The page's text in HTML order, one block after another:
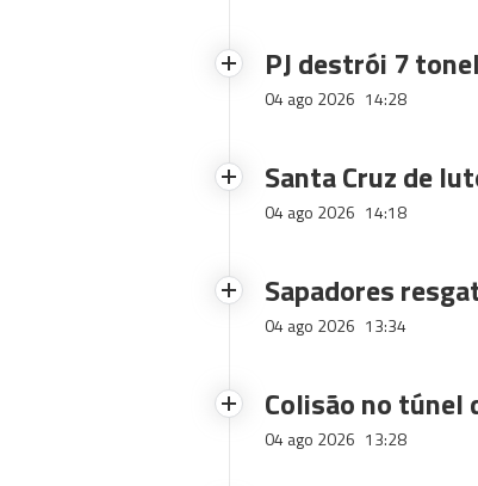
PJ destrói 7
04 ago 2026 14:28
Santa Cruz de
04 ago 2026 14:18
Sapadores
04 ago 2026 13:34
Colisão no túnel
04 ago 2026 13:28